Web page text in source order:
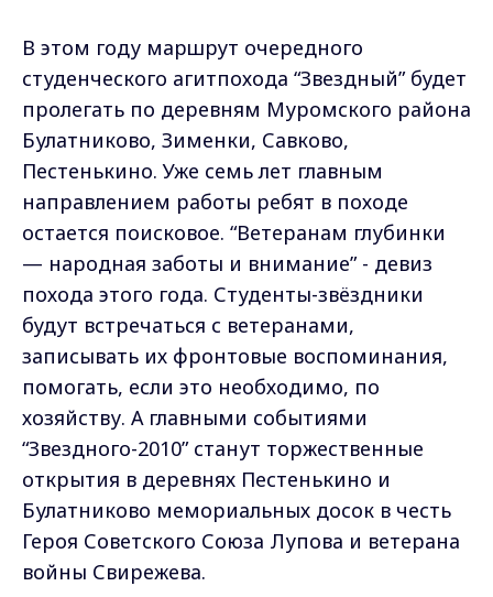
В этом году маршрут очередного
студенческого агитпохода “Звездный” будет
пролегать по деревням Муромского района
Булатниково, Зименки, Савково,
Пестенькино. Уже семь лет главным
направлением работы ребят в походе
остается поисковое. “Ветеранам глубинки
— народная заботы и внимание” - девиз
похода этого года. Студенты-звёздники
будут встречаться с ветеранами,
записывать их фронтовые воспоминания,
помогать, если это необходимо, по
хозяйству. А главными событиями
“Звездного-2010” станут торжественные
открытия в деревнях Пестенькино и
Булатниково мемориальных досок в честь
Героя Советского Союза Лупова и ветерана
войны Свирежева.